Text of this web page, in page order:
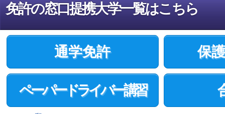
免許の窓口提携大学一覧はこちら
通学免許
ペーパードライバー講習
保